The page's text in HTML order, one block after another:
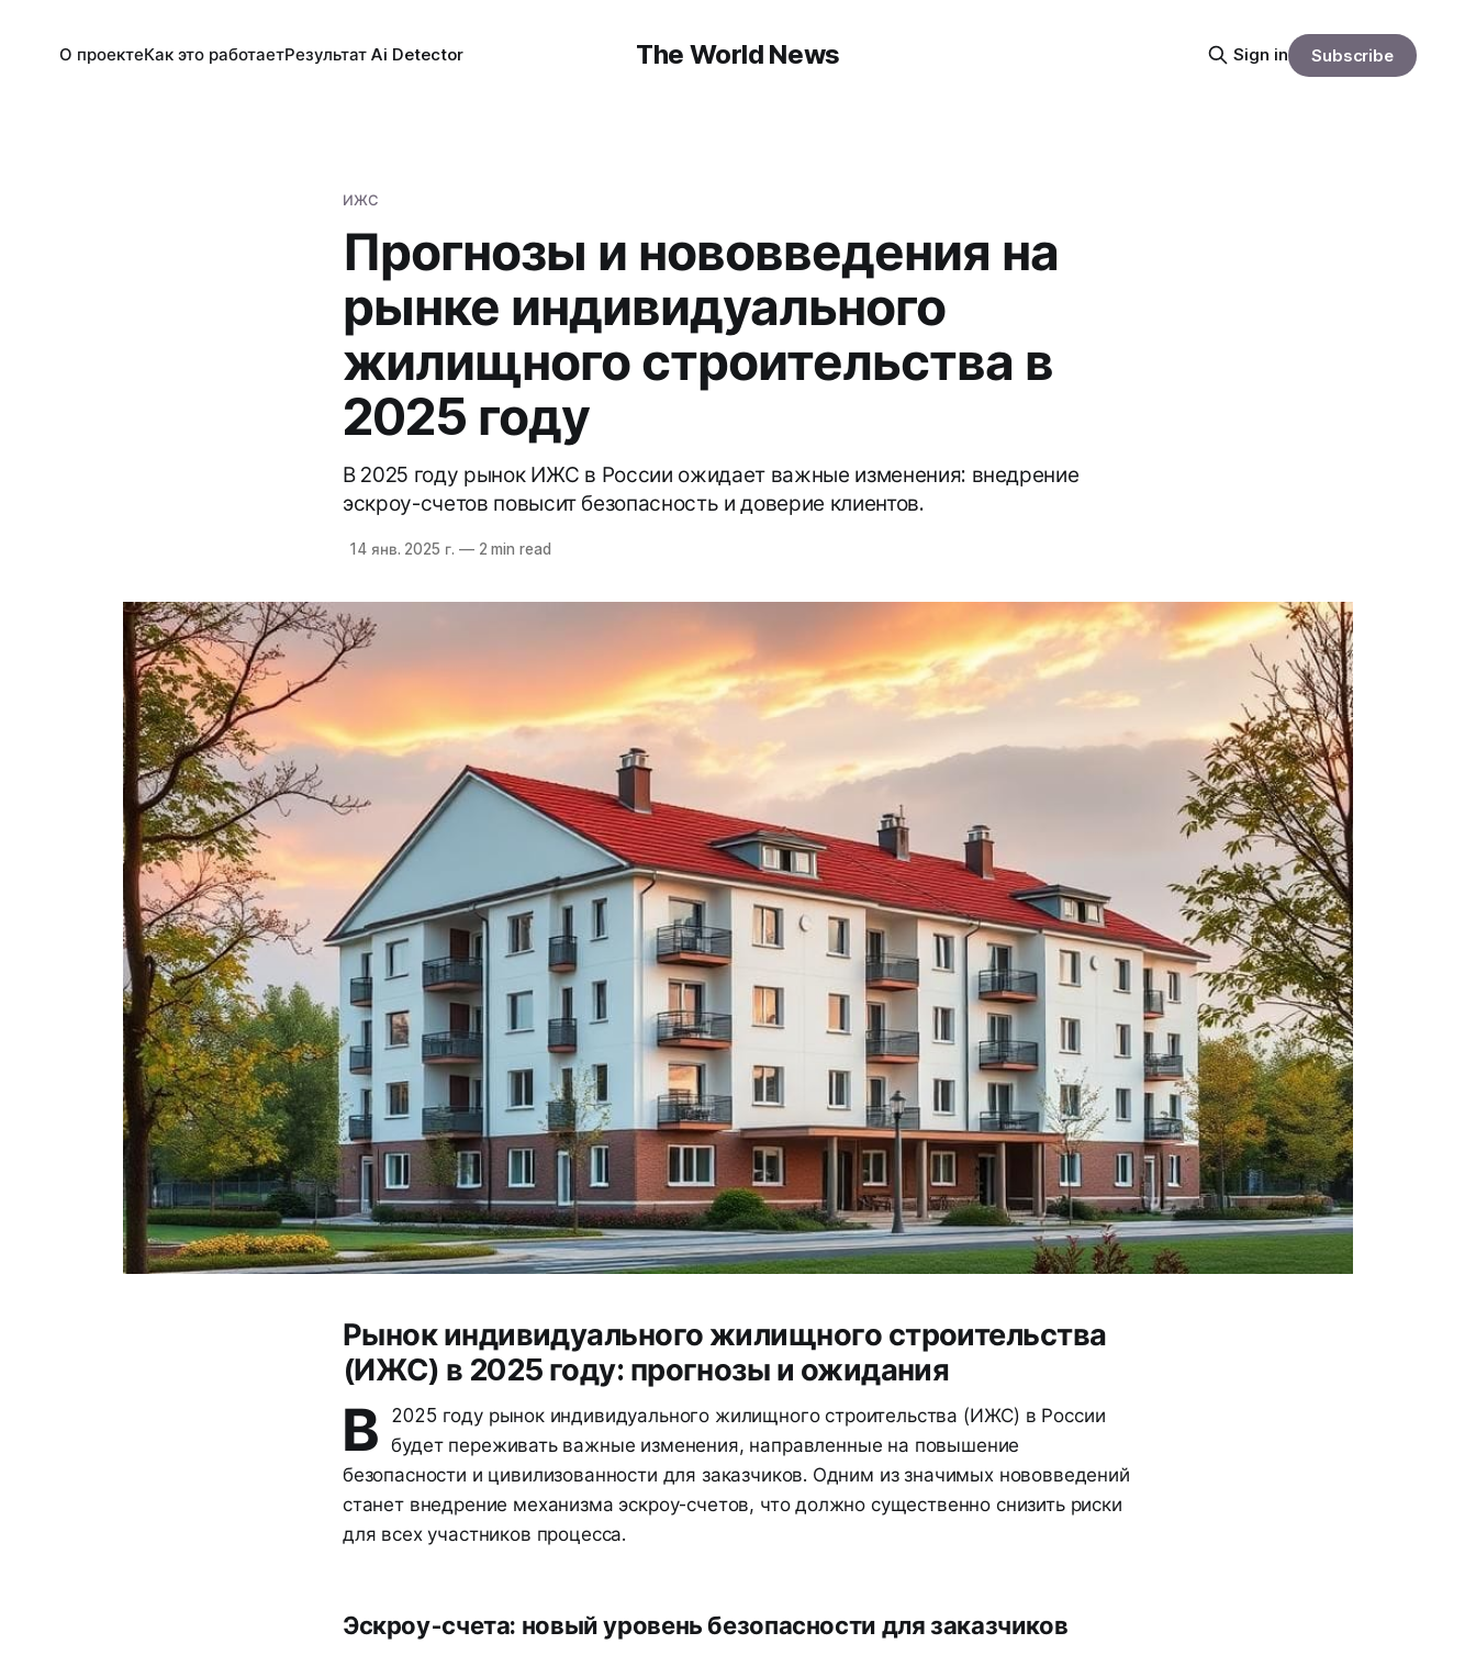
The World News
О проектеКак это работаетРезультат Ai Detector Sign in Subscribe
ИЖС
Прогнозы и нововведения на
рынке индивидуального
жилищного строительства в
2025 году
В 2025 году рынок ИЖС в России ожидает важные изменения: внедрение
эскроу-счетов повысит безопасность и доверие клиентов.
14 янв. 2025 г. —2 min read
Рынок индивидуального жилищного строительства
(ИЖС) в 2025 году: прогнозы и ожидания
В
2025 году рынок индивидуального жилищного строительства (ИЖС) в России
будет переживать важные изменения, направленные на повышение
безопасности и цивилизованности для заказчиков. Одним из значимых нововведений
станет внедрение механизма эскроу-счетов, что должно существенно снизить риски
для всех участников процесса.
Эскроу-счета: новый уровень безопасности для заказчиков